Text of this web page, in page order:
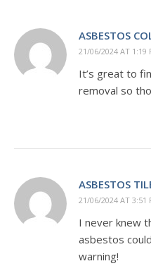
ASBESTOS
21/06/2024 AT 1:19
It’s great to
removal so
ASBESTOS
21/06/2024 AT 3:51
I never knew
asbestos
warning!